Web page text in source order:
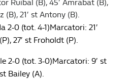
(B), 45′ Amrabat (B),
(B), 21′ st Antony (B).
2-0 (tot. 4-1)Marcatori: 21′
27′ st Froholdt (P).
2-0 (tot. 3-0)Marcatori: 9′ st
Bailey (A).